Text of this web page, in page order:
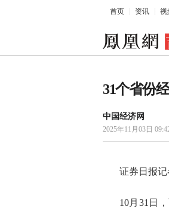
首页 资讯 视
31个省份
中国经济网
2025年11月03日
证券日报
10月31日